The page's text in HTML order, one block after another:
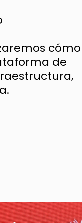
cómo
de